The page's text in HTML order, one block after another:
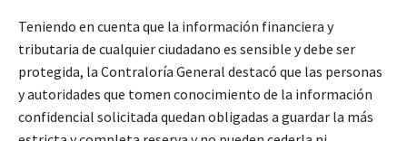
Teniendo en cuenta que la información financiera y
tributaria de cualquier ciudadano es sensible y debe ser
protegida, la Contraloría General destacó que las personas
y autoridades que tomen conocimiento de la información
confidencial solicitada quedan obligadas a guardar la más